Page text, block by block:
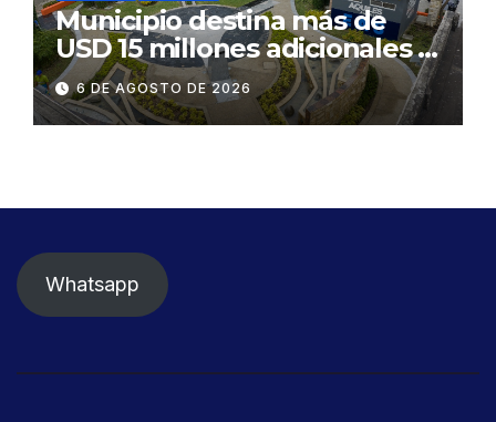
Municipio destina más de
USD 15 millones adicionales a
SEGURA EP para fortalecer la
seguridad ciudadana
6 DE AGOSTO DE 2026
Whatsapp